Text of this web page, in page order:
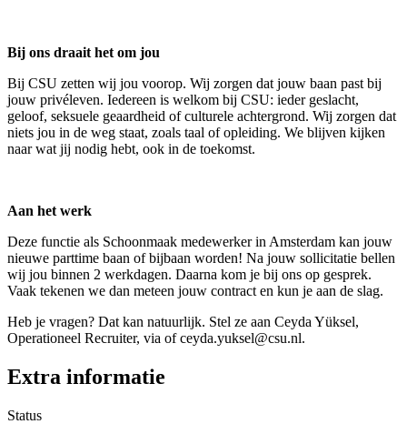
Bij ons draait het om jou
Bij CSU zetten wij jou voorop. Wij zorgen dat jouw baan past bij
jouw privéleven. Iedereen is welkom bij CSU: ieder geslacht,
geloof, seksuele geaardheid of culturele achtergrond. Wij zorgen dat
niets jou in de weg staat, zoals taal of opleiding. We blijven kijken
naar wat jij nodig hebt, ook in de toekomst.
Aan het werk
Deze functie als Schoonmaak medewerker in Amsterdam kan jouw
nieuwe parttime baan of bijbaan worden! Na jouw sollicitatie bellen
wij jou binnen 2 werkdagen. Daarna kom je bij ons op gesprek.
Vaak tekenen we dan meteen jouw contract en kun je aan de slag.
Heb je vragen? Dat kan natuurlijk. Stel ze aan Ceyda Yüksel,
Operationeel Recruiter, via of ceyda.yuksel@csu.nl.
Extra informatie
Status